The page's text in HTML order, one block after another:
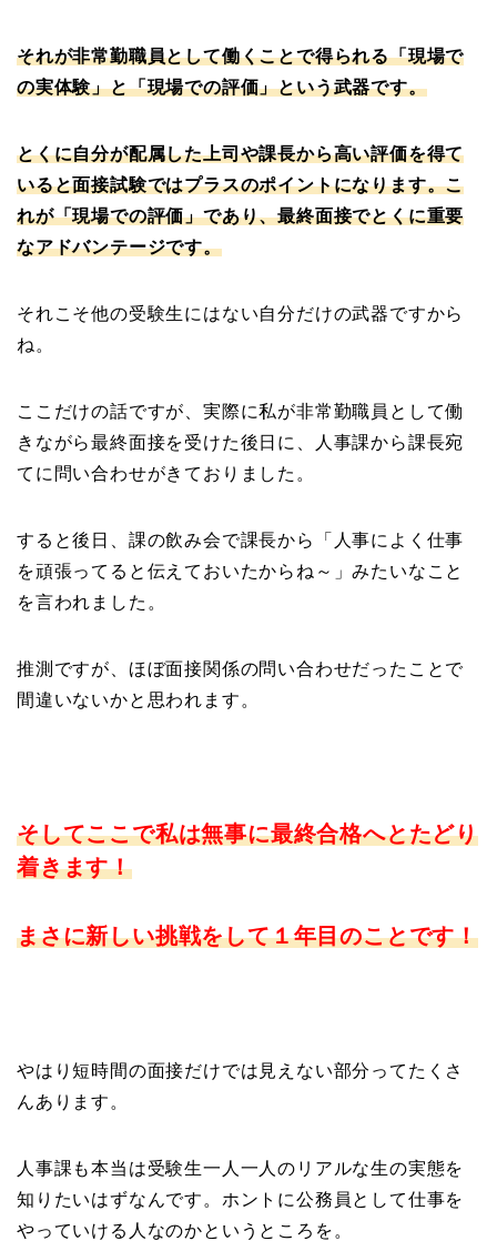
それが非常勤職員として働くことで得られる「現場で
の実体験」と「現場での評価」という武器です。
とくに自分が配属した上司や課長から高い評価を得て
いると面接試験ではプラスのポイントになります。こ
れが「現場での評価」であり、最終面接でとくに重要
なアドバンテージです。
それこそ他の受験生にはない自分だけの武器ですから
ね。
ここだけの話ですが、実際に私が非常勤職員として働
きながら最終面接を受けた後日に、人事課から課長宛
てに問い合わせがきておりました。
すると後日、課の飲み会で課長から「人事によく仕事
を頑張ってると伝えておいたからね～」みたいなこと
を言われました。
推測ですが、ほぼ面接関係の問い合わせだったことで
間違いないかと思われます。
そしてここで私は無事に最終合格へとたどり
着きます！
まさに新しい挑戦をして１年目のことです！
やはり短時間の面接だけでは見えない部分ってたくさ
んあります。
人事課も本当は受験生一人一人のリアルな生の実態を
知りたいはずなんです。ホントに公務員として仕事を
やっていける人なのかというところを。